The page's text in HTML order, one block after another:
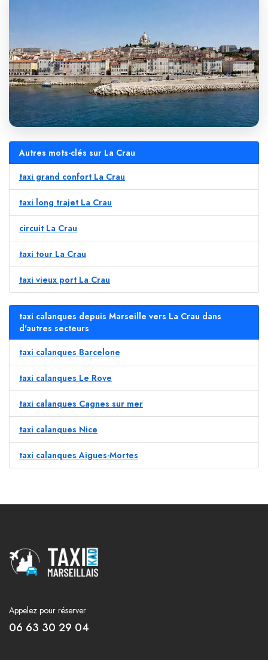
Autres mots-clés sur La Crau
taxi grand confort La Crau
taxi long trajet La Crau
circuit La Crau
taxi tour La Crau
taxi vieux port La Crau
taxi calanques depuis Marseille vers La Crau dans
d'autres secteurs
taxi calanques Barcelone
taxi calanques Le Rove
taxi calanques Cagnes sur mer
taxi calanques Nice
taxi calanques Aigues-Mortes
Appelez pour réserver
06 63 30 29 04